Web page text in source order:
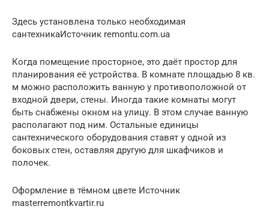
Здесь установлена только необходимая
сантехникаИсточник remontu.com.ua
Когда помещение просторное, это даёт простор для
планирования её устройства. В комнате площадью 8 кв.
м можно расположить ванную у противоположной от
входной двери, стены. Иногда такие комнаты могут
быть снабжены окном на улицу. В этом случае ванную
располагают под ним. Остальные единицы
сантехнического оборудования ставят у одной из
боковых стен, оставляя другую для шкафчиков и
полочек.
Оформление в тёмном цвете Источник
masterremontkvartir.ru